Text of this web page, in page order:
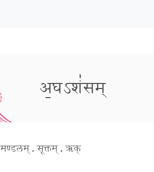
अ॒घऽशं॑सम्
मण्डलम् . सूक्तम् . ऋक्